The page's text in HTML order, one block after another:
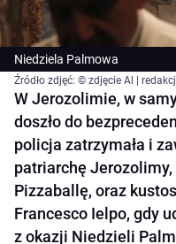
Niedziela Palmowa
Źródło zdjęć: © zdjęcie Al |
W Jerozolimie, w
doszło do
policja zatrzymała i
patriarchę
Pizzaballę, oraz
Francesco Ielpo, gdy
z okazji Niedzieli